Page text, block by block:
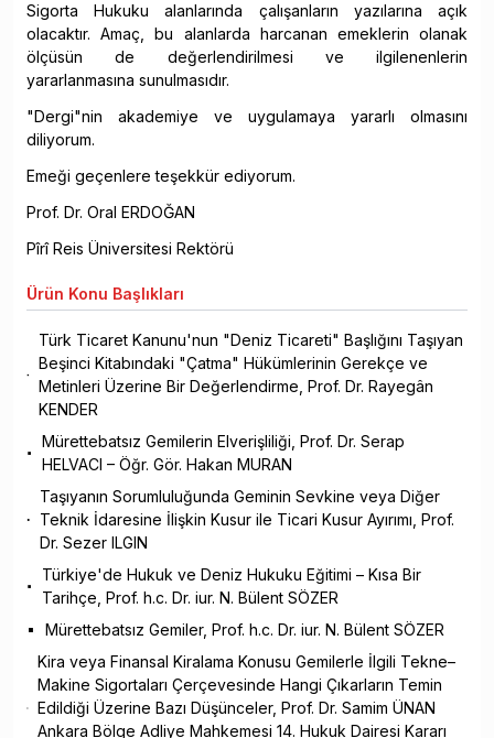
Sigorta Hukuku alanlarında çalışanların yazılarına açık
olacaktır. Amaç, bu alanlarda harcanan emeklerin olanak
ölçüsün de değerlendirilmesi ve ilgilenenlerin
yararlanmasına sunulmasıdır.
"Dergi"nin akademiye ve uygulamaya yararlı olmasını
diliyorum.
Emeği geçenlere teşekkür ediyorum.
Prof. Dr. Oral ERDOĞAN
Pîrî Reis Üniversitesi Rektörü
Ürün Konu Başlıkları
Türk Ticaret Kanunu'nun "Deniz Ticareti" Başlığını Taşıyan
Beşinci Kitabındaki "Çatma" Hükümlerinin Gerekçe ve
Metinleri Üzerine Bir Değerlendirme, Prof. Dr. Rayegân
KENDER
Mürettebatsız Gemilerin Elverişliliği, Prof. Dr. Serap
HELVACI – Öğr. Gör. Hakan MURAN
Taşıyanın Sorumluluğunda Geminin Sevkine veya Diğer
Teknik İdaresine İlişkin Kusur ile Ticari Kusur Ayırımı, Prof.
Dr. Sezer ILGIN
Türkiye'de Hukuk ve Deniz Hukuku Eğitimi – Kısa Bir
Tarihçe, Prof. h.c. Dr. iur. N. Bülent SÖZER
Mürettebatsız Gemiler, Prof. h.c. Dr. iur. N. Bülent SÖZER
Kira veya Finansal Kiralama Konusu Gemilerle İlgili Tekne–
Makine Sigortaları Çerçevesinde Hangi Çıkarların Temin
Edildiği Üzerine Bazı Düşünceler, Prof. Dr. Samim ÜNAN
Ankara Bölge Adliye Mahkemesi 14. Hukuk Dairesi Kararı